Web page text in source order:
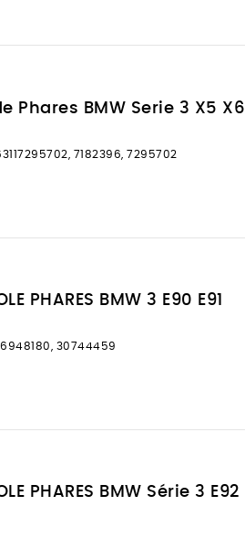
Phares BMW Serie 3 X5 X6
7182396, 7295702
PHARES BMW 3 E90 E91
30744459
PHARES BMW Série 3 E92